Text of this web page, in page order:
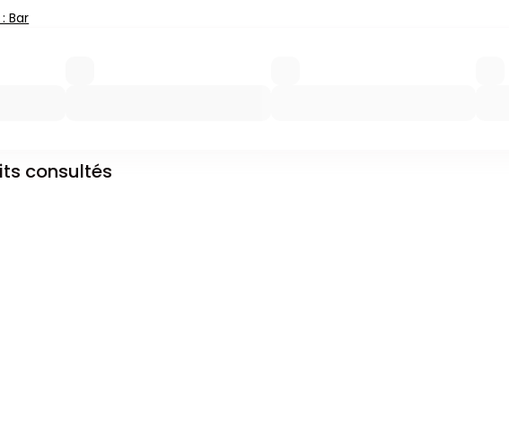
Bar
consultés